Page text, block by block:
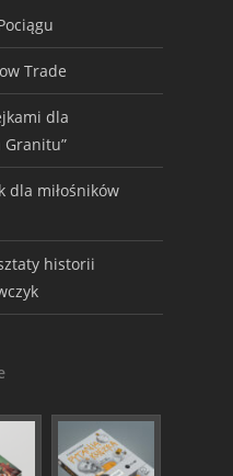
Trade
dla
Granitu”
dla miłośników
historii